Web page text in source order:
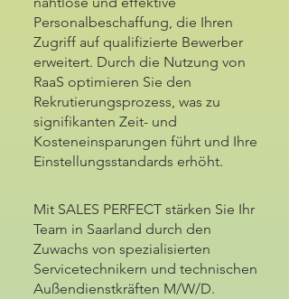
Personalbeschaffung, die Ihren
Zugriff auf qualifizierte Bewerber
erweitert. Durch die Nutzung von
RaaS optimieren Sie den
Rekrutierungsprozess, was zu
signifikanten Zeit- und
Kosteneinsparungen führt und Ihre
Einstellungsstandards erhöht.
Mit SALES PERFECT stärken Sie Ihr
Team in Saarland durch den
Zuwachs von spezialisierten
Servicetechnikern und technischen
Außendienstkräften M/W/D.